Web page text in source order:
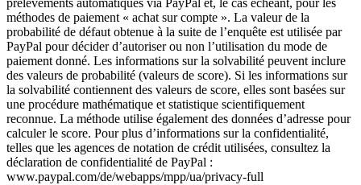
prélèvements automatiques via PayPal et, le cas échéant, pour les
méthodes de paiement « achat sur compte ». La valeur de la
probabilité de défaut obtenue à la suite de l’enquête est utilisée par
PayPal pour décider d’autoriser ou non l’utilisation du mode de
paiement donné. Les informations sur la solvabilité peuvent inclure
des valeurs de probabilité (valeurs de score). Si les informations sur
la solvabilité contiennent des valeurs de score, elles sont basées sur
une procédure mathématique et statistique scientifiquement
reconnue. La méthode utilise également des données d’adresse pour
calculer le score. Pour plus d’informations sur la confidentialité,
telles que les agences de notation de crédit utilisées, consultez la
déclaration de confidentialité de PayPal :
www.paypal.com/de/webapps/mpp/ua/privacy-full